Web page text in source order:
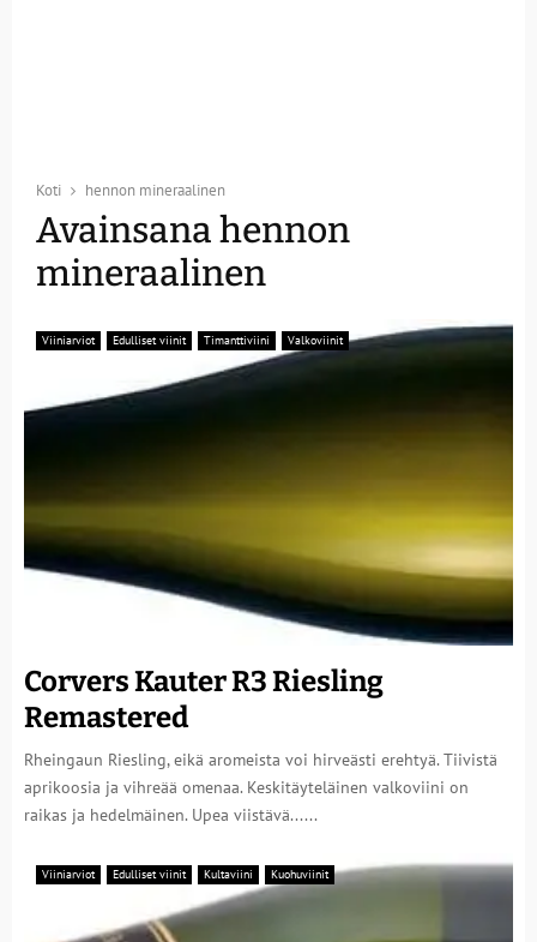
Koti hennon mineraalinen
Avainsana hennon
mineraalinen
Viiniarviot Edulliset viinit Timanttiviini Valkoviinit
Corvers Kauter R3 Riesling
Remastered
Rheingaun Riesling, eikä aromeista voi hirveästi erehtyä. Tiivistä
aprikoosia ja vihreää omenaa. Keskitäyteläinen valkoviini on
raikas ja hedelmäinen. Upea viistävä......
Viiniarviot Edulliset viinit Kultaviini Kuohuviinit